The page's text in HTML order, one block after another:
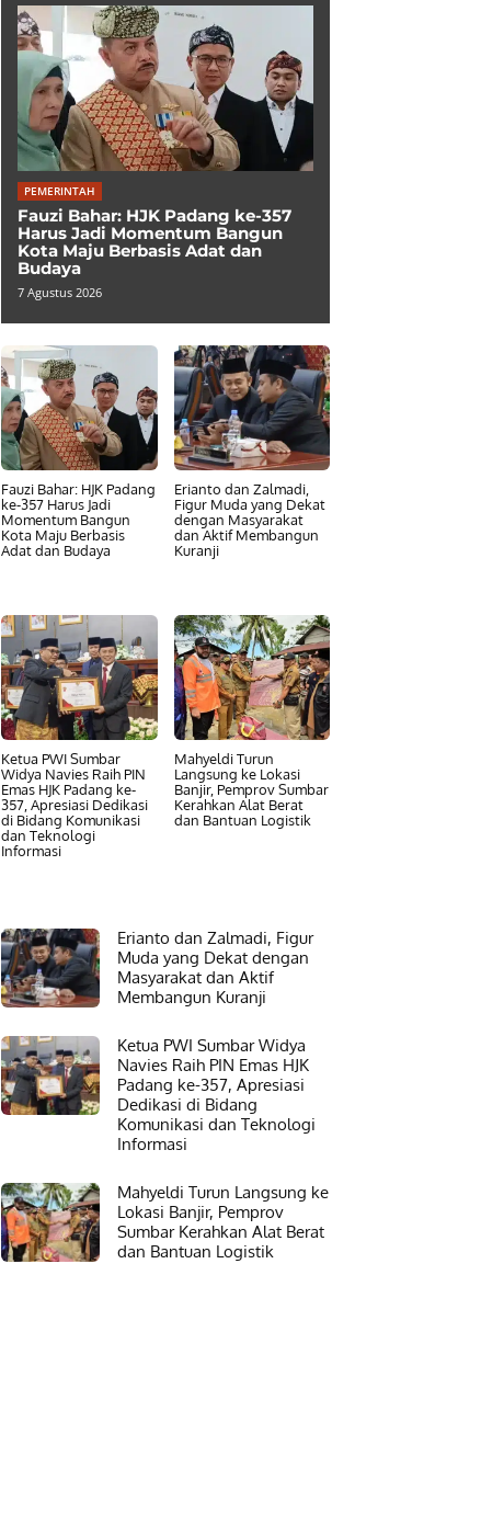
PEMERINTAH
Fauzi Bahar: HJK Padang ke-357
Harus Jadi Momentum Bangun
Kota Maju Berbasis Adat dan
Budaya
7 Agustus 2026
Fauzi Bahar: HJK Padang
ke-357 Harus Jadi
Momentum Bangun
Kota Maju Berbasis
Adat dan Budaya
Erianto dan Zalmadi,
Figur Muda yang Dekat
dengan Masyarakat
dan Aktif Membangun
Kuranji
Ketua PWI Sumbar
Widya Navies Raih PIN
Emas HJK Padang ke-
357, Apresiasi Dedikasi
di Bidang Komunikasi
dan Teknologi
Informasi
Mahyeldi Turun
Langsung ke Lokasi
Banjir, Pemprov Sumbar
Kerahkan Alat Berat
dan Bantuan Logistik
Erianto dan Zalmadi, Figur
Muda yang Dekat dengan
Masyarakat dan Aktif
Membangun Kuranji
Ketua PWI Sumbar Widya
Navies Raih PIN Emas HJK
Padang ke-357, Apresiasi
Dedikasi di Bidang
Komunikasi dan Teknologi
Informasi
Mahyeldi Turun Langsung ke
Lokasi Banjir, Pemprov
Sumbar Kerahkan Alat Berat
dan Bantuan Logistik